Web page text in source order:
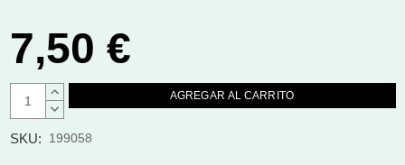
7,50 €
AUMENTAR
CANTIDAD:
DISMINUIR
SKU: 199058